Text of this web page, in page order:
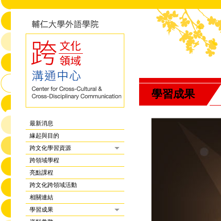
最新消息
緣起與目的
跨文化學習資源
跨領域學程
亮點課程
跨文化跨領域活動
相關連結
學習成果
學習成果